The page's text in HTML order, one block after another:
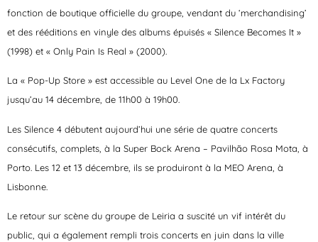
fonction de boutique officielle du groupe, vendant du ‘merchandising’
et des rééditions en vinyle des albums épuisés « Silence Becomes It »
(1998) et « Only Pain Is Real » (2000).
La « Pop-Up Store » est accessible au Level One de la Lx Factory
jusqu’au 14 décembre, de 11h00 à 19h00.
Les Silence 4 débutent aujourd’hui une série de quatre concerts
consécutifs, complets, à la Super Bock Arena – Pavilhão Rosa Mota, à
Porto. Les 12 et 13 décembre, ils se produiront à la MEO Arena, à
Lisbonne.
Le retour sur scène du groupe de Leiria a suscité un vif intérêt du
public, qui a également rempli trois concerts en juin dans la ville